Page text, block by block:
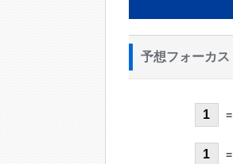
予想フォーカス
1 =
1 =